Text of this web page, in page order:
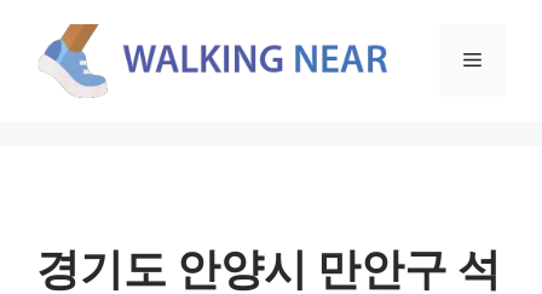
메
경기도 안양시 만안구 석